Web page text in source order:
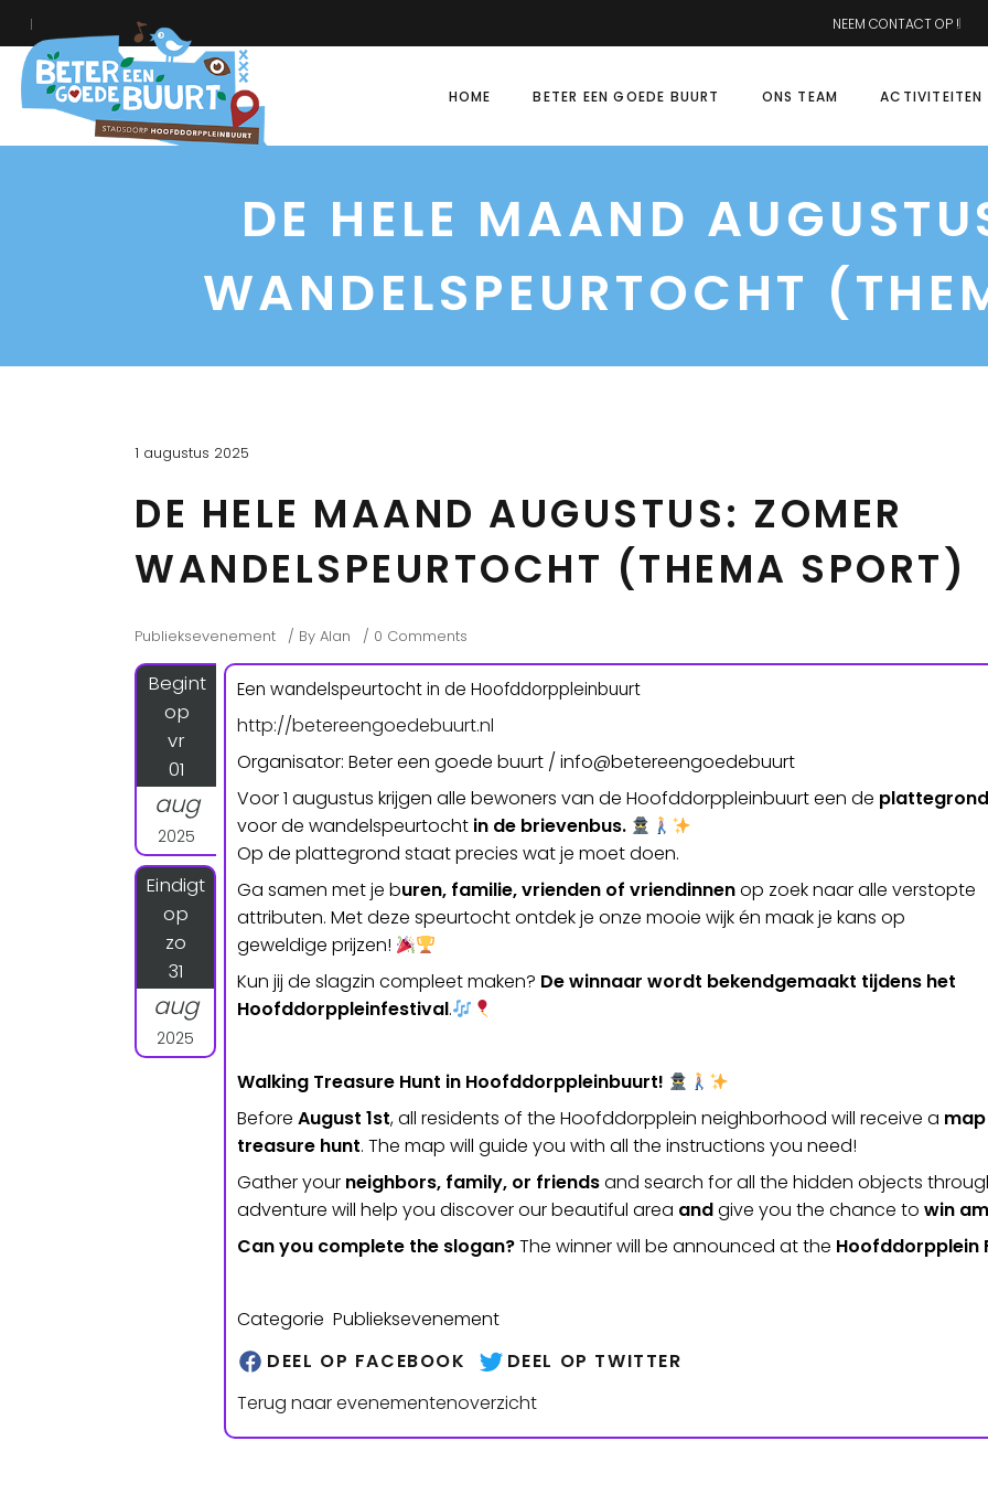
NEEM CONTACT OP !
HOME BETER EEN GOEDE BUURT ONS TEAM ACTIVITEITEN
DE HELE MAAND
WANDELSPEURTOCHT
1 augustus 2025
DE HELE MAAND AUGUSTUS: ZOMER
WANDELSPEURTOCHT (THEMA SPORT)
Publieksevenement By Alan 0 Comments
Begint
op
vr
01
aug
2025
Eindigt
op
zo
31
aug
2025
Een wandelspeurtocht in de Hoofddorppleinbuurt
http://betereengoedebuurt.nl
Organisator: Beter een goede buurt / info@betereengoedebuurt
Voor 1 augustus krijgen alle bewoners van de Hoofddorppleinbuurt een de plattegrond
voor de wandelspeurtocht in de brievenbus.
Op de plattegrond staat precies wat je moet doen.
Ga samen met je buren, familie, vrienden of vriendinnenop zoek naar alle verstopte
attributen. Met deze speurtocht ontdek je onze mooie wijk én maak je kans op
geweldige prijzen!
Kun jij de slagzin compleet maken? De winnaar wordt bekendgemaakt tijdens het
Hoofddorppleinfestival.
Walking Treasure Hunt in Hoofddorppleinbuurt!
Before August 1st, all residents of the Hoofddorpplein neighborhood will receive a map
treasure hunt. The map will guide you with all the instructions you need!
Gather your neighbors, family, or friendsand search for all the hidden objects
adventure will help you discover our beautiful area andgive you the chance to win
Can you complete the slogan?The winner will be announced at the Hoofddorpplein
Categorie Publieksevenement
DEEL OP FACEBOOK
DEEL OP TWITTER
Terug naar evenementenoverzicht